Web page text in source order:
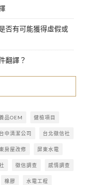
否有可能獲得虛假或
翻譯？
品OEM 健檢項目
台中清潔公司 台北徵信社
房屋改修 屏東水電
徵信調查 感情調查
橡膠 水電工程